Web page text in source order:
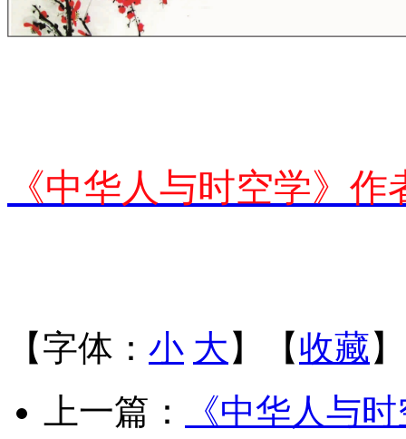
《中华人与时空学》作
【字体： 小 大 】【收藏
上一篇：
《中华人与